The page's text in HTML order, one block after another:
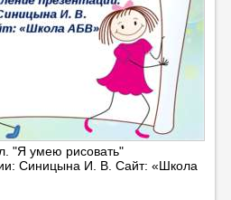
"Я умею рисовать"
Синицына И. В. Сайт: «Школа